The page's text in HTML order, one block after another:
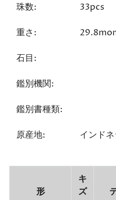
珠数: 33pcs
重さ:
石目:
鑑別機関:
鑑別書種類:
原産地: インド
形
キ
ズ